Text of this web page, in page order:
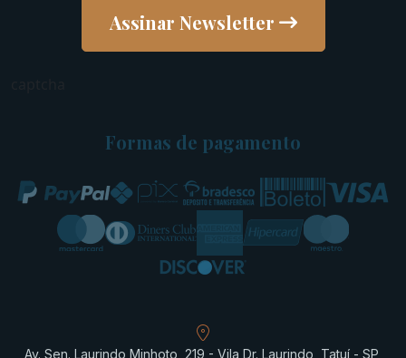
Assinar Newsletter
Formas de pagamento
Av. Sen. Laurindo Minhoto, 219 - Vila Dr. Laurindo, Tatuí - SP,